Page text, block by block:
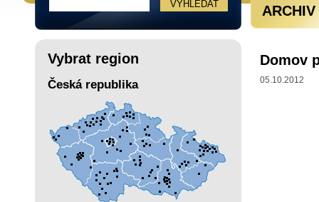
Vybrat region
Česká republika
Domov
05.10.2012